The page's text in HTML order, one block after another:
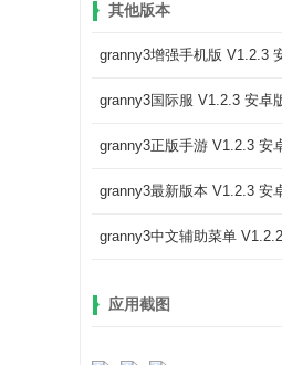
其他版本
granny3增强手机版 V1.2.3
granny3国际服 V1.2.3 安卓
granny3正版手游 V1.2.3 安
granny3最新版本 V1.2.3 安
granny3中文辅助菜单
应用截图